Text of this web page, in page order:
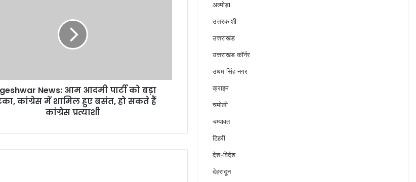
News: आम आदमी पार्टी को बड़ा
कांग्रेस में शामिल हुए बसंत, हो सकते हैं
कांग्रेस प्रत्याशी
अल्मोड़ा
उत्तरकाशी
उत्तराखंड
उत्तराखंड कॉर्नर
उधम सिंह नगर
क्राइम
चमोली
चम्पावत
टिहरी
देश-विदेश
देहरादून